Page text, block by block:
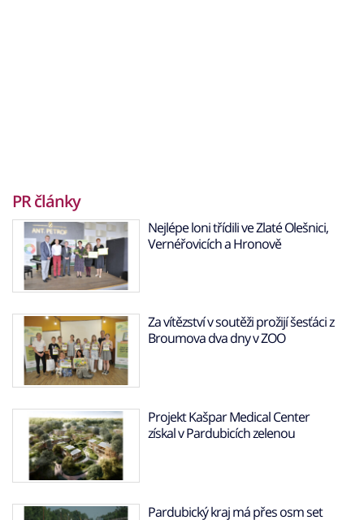
PR články
Nejlépe loni třídili ve Zlaté Olešnici,
Vernéřovicích a Hronově
Za vítězství v soutěži prožijí šesťáci z
Broumova dva dny v ZOO
Projekt Kašpar Medical Center
získal v Pardubicích zelenou
Pardubický kraj má přes osm set